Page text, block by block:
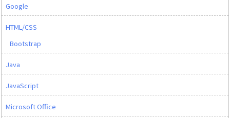
Google
HTML/CSS
Bootstrap
Java
JavaScript
Microsoft Office